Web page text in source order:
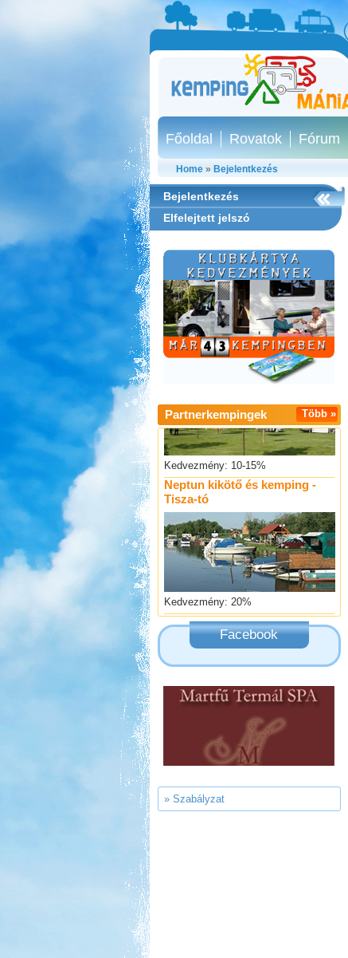
Főoldal Rovatok Fórum
Home» Bejelentkezés
Bejelentkezés
Elfelejtett jelszó
Több »
Partnerkempingek
Thermál- és Strandfürdő
Kemping, Kiskőrös
Kedvezmény: 10-15%
Neptun kikötő és kemping -
Tisza-tó
Kedvezmény: 20%
Ipolykapu Kemping
Kedvezmény: 15%
Sárkány Wellness és
Gyógyfürdő Kemping
Facebook
» Szabályzat